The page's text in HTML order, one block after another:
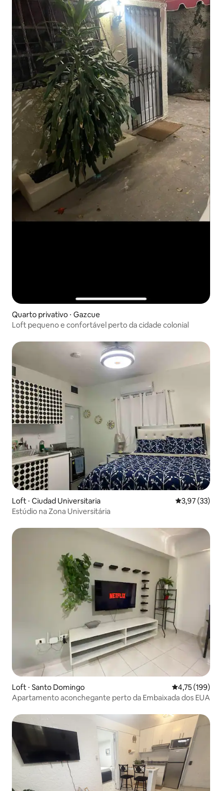
Quarto privativo ⋅ Gazcue
Loft pequeno e confortável perto da cidade colonial
Loft ⋅ Ciudad Universitaria 3,97 de uma
3,97 (33)
Estúdio na Zona Universitária
Loft ⋅ Santo Domingo 4,75 de uma
4,75 (199)
Apartamento aconchegante perto da Embaixada dos EUA